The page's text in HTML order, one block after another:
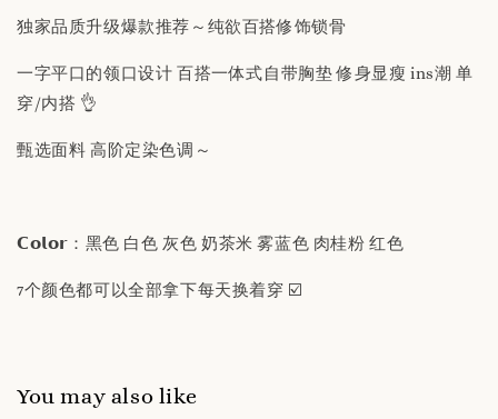
独家品质升级爆款推荐～纯欲百搭修饰锁骨
一字平口的领口设计 百搭一体式自带胸垫 修身显瘦 ins潮 单
穿/内搭 👌
甄选面料 高阶定染色调～
𝗖𝗼𝗹𝗼𝗿：黑色 白色 灰色 奶茶米 雾蓝色 肉桂粉 红色
7个颜色都可以全部拿下每天换着穿 ☑️
You may also like